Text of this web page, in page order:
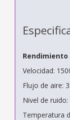
Rendimiento
Velocidad:
Flujo de aire:
Nivel de ruido:
Temperatura